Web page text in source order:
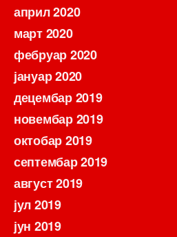
април 2020
март 2020
фебруар 2020
јануар 2020
децембар 2019
новембар 2019
октобар 2019
септембар 2019
август 2019
јул 2019
јун 2019